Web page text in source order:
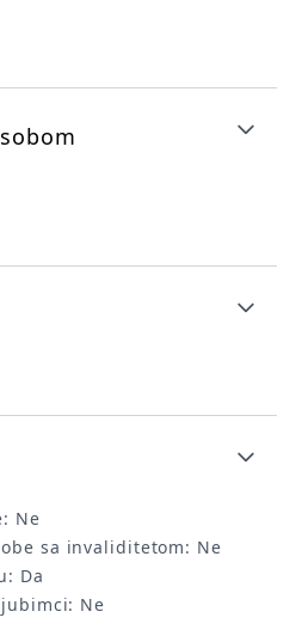
Ne
sa invaliditetom: Ne
Da
Ne